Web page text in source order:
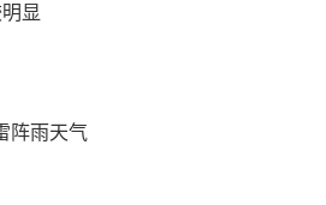
显
阵雨天气